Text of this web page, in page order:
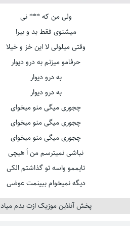
ولی من که *** نی
میشنوی فقط بد و بیرا
وقتی میلولی لا این خز و خیلا
حرفامو میزنم به درو دیوار
به درو دیوار
به درو دیوار
چجوری میگی منو میخوای
چجوری میگی منو میخوای
چجوری میگی منو میخوای
نباشی نمیترسم من اَ هیچی
تایممو واسه تو گذاشتم الکی
دیگه نمیخوام ببینمت عوضی
پخش آنلاین موزیک ازت بدم میاد